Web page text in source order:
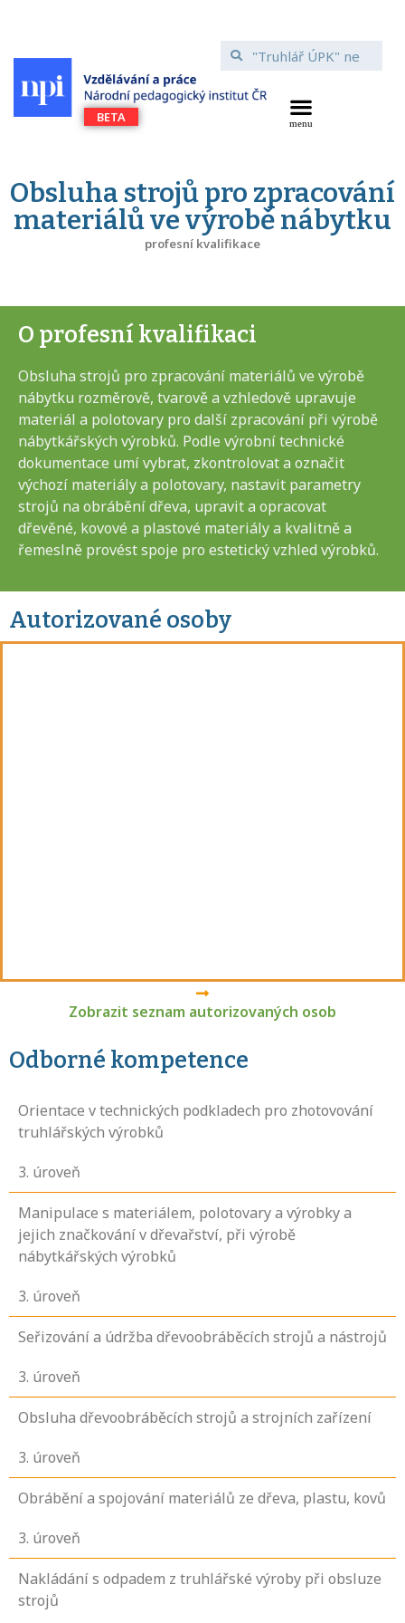
Obsluha strojů pro zpracování
materiálů ve výrobě nábytku
profesní kvalifikace
O profesní kvalifikaci
Obsluha strojů pro zpracování materiálů ve výrobě
nábytku rozměrově, tvarově a vzhledově upravuje
materiál a polotovary pro další zpracování při výrobě
nábytkářských výrobků. Podle výrobní technické
dokumentace umí vybrat, zkontrolovat a označit
výchozí materiály a polotovary, nastavit parametry
strojů na obrábění dřeva, upravit a opracovat
dřevěné, kovové a plastové materiály a kvalitně a
řemeslně provést spoje pro estetický vzhled výrobků.
Autorizované osoby
Zobrazit seznam autorizovaných osob
Odborné kompetence
Orientace v technických podkladech pro zhotovování
truhlářských výrobků
3. úroveň
Manipulace s materiálem, polotovary a výrobky a
jejich značkování v dřevařství, při výrobě
nábytkářských výrobků
3. úroveň
Seřizování a údržba dřevoobráběcích strojů a nástrojů
3. úroveň
Obsluha dřevoobráběcích strojů a strojních zařízení
3. úroveň
Obrábění a spojování materiálů ze dřeva, plastu, kovů
3. úroveň
Nakládání s odpadem z truhlářské výroby při obsluze
strojů